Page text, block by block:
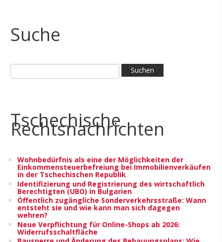
Suche
Tschechische
Rechtsnachrichten
Wohnbedürfnis als eine der Möglichkeiten der
Einkommensteuerbefreiung bei Immobilienverkäufen
in der Tschechischen Republik
Identifizierung und Registrierung des wirtschaftlich
Berechtigten (UBO) in Bulgarien
Öffentlich zugängliche Sonderverkehrsstraße: Wann
entsteht sie und wie kann man sich dagegen
wehren?
Neue Verpflichtung für Online-Shops ab 2026:
Widerrufsschaltfläche